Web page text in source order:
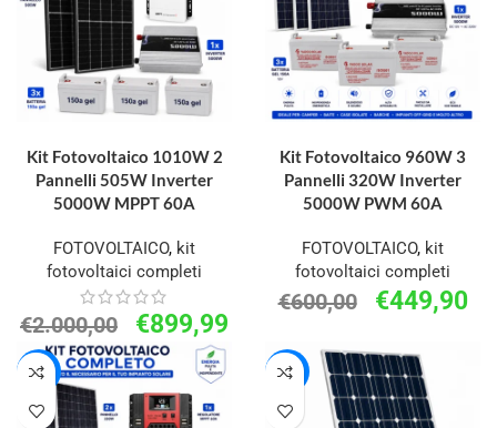
Kit Fotovoltaico 1010W 2
Pannelli 505W Inverter
5000W MPPT 60A
FOTOVOLTAICO, kit
fotovoltaici completi
€2.000,00 €899,99
Kit Fotovoltaico 960W 3
Pannelli 320W Inverter
5000W PWM 60A
FOTOVOLTAICO, kit
fotovoltaici completi
€600,00 €449,90
-36% -33%